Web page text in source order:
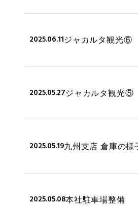
2025.06.11ジャカルタ観光⑥
2025.05.27ジャカルタ観光⑤
2025.05.19九州支店 倉庫の様
2025.05.08本社駐車場整備